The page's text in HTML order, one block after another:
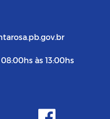
às 13:00hs